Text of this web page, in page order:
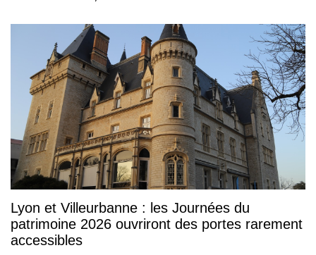
Lyon et Villeurbanne : les Journées du
patrimoine 2026 ouvriront des portes rarement
accessibles